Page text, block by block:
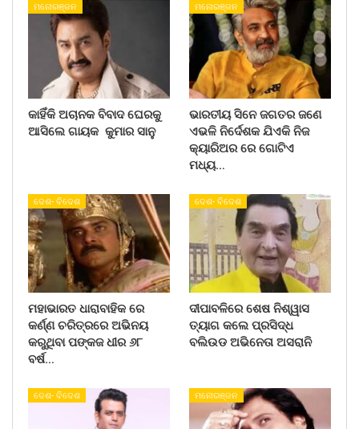
ମନୋରଞ୍ଜନ
କାହିଁକି ଅଚାନକ ବିବାଦ ଘେରକୁ
ଆସିଲେ ଗାୟକ କୁମାର ସାନୁ
ମନୋରଞ୍ଜନ
ଭାରତୀୟ ସିନେ ଜଗତର ଜଣେ
ଏଭଳି ନିର୍ଦେଶକ ଯିଏକି ନିଜ
କ୍ୟାରିଅର ରେ ଗୋଟିଏ
ମଧ୍ୟ…
ଦେଶ- ବିଦେଶ
ମହାଭାରତ ଧାରାବାହିକ ରେ
କର୍ଣ୍ଣ ଚରିତ୍ରରେ ଅଭିନୟ
କରୁଥିବା ପଙ୍କଜ ଧୀର ୬୮
ବର୍ଷ…
ଦେଶ- ବିଦେଶ
ଦୀପାବଳିରେ ଶେଷ ନିଶ୍ୱାସ
ତ୍ୟାଗ କଲେ ପ୍ରସିଦ୍ଧ
ବଲିଉଡ ଅଭିନେତା ଅସରାନି
ଦେଶ- ବିଦେଶ ମନୋରଞ୍ଜନ